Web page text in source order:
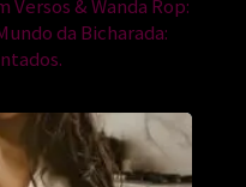
& Wanda Rop:
da Bicharada: